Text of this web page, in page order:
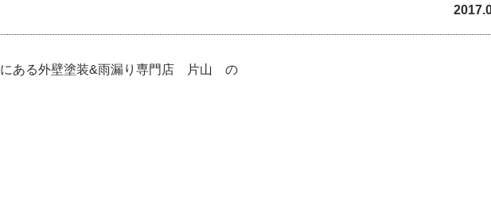
にある外壁塗装&雨漏り専門店 片山 の